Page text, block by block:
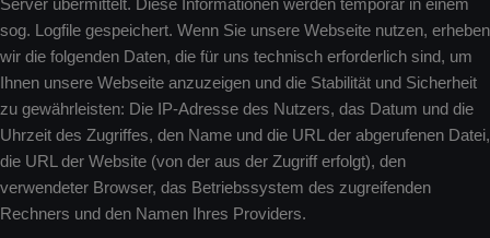
CONTACT
Server übermittelt. Diese Informationen werden temporär in einem
sog. Logfile gespeichert. Wenn Sie unsere Webseite nutzen, erheben
wir die folgenden Daten, die für uns technisch erforderlich sind, um
Ihnen unsere Webseite anzuzeigen und die Stabilität und Sicherheit
zu gewährleisten: Die IP-Adresse des Nutzers, das Datum und die
Uhrzeit des Zugriffes, den Name und die URL der abgerufenen Datei,
die URL der Website (von der aus der Zugriff erfolgt), den
verwendeter Browser, das Betriebssystem des zugreifenden
Rechners und den Namen Ihres Providers.